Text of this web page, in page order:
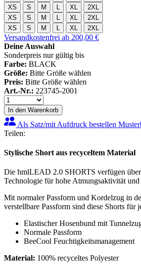
XS
S M XL
2XL
XS
S M XL
2XL
XS
S M XL 2XL
Versandkostenfrei ab 200,00 €
Deine Auswahl
Sonderpreis nur gültig bis
Farbe: BLACK
Größe: Bitte Größe wählen
Preis: Bitte Größe wählen
Art.-Nr.: 223745-2001
In den Warenkorb
Als Satz/mit Aufdruck bestellen
Teilen:
Stylische Short aus recyceltem Material
Die hmlLEAD 2.0 SHORTS verfügen
Technologie für hohe Atmungsaktivität und
Mit normaler Passform und Kordelzug in
verstellbare Passform sind diese Shorts für
Elastischer Hosenbund mit
Normale Passform
BeeCool Feuchtigkeitsmanagement
Material: 100% recyceltes Polyester